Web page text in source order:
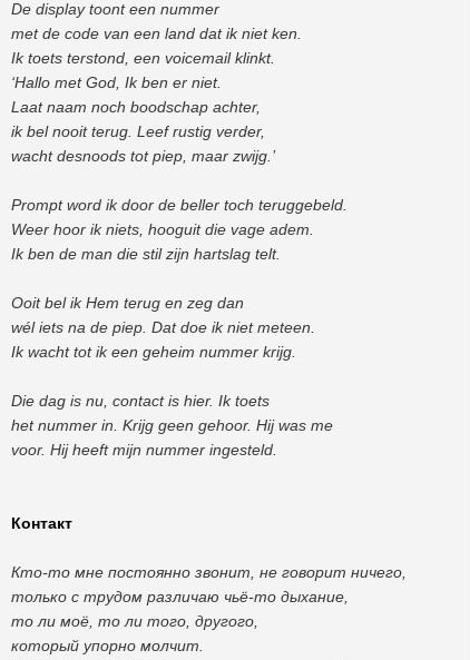
De display toont een nummer
met de code van een land dat ik niet ken.
Ik toets terstond, een voicemail klinkt.
‘Hallo met God, Ik ben er niet.
Laat naam noch boodschap achter,
ik bel nooit terug. Leef rustig verder,
wacht desnoods tot piep, maar zwijg.’
Prompt word ik door de beller toch teruggebeld.
Weer hoor ik niets, hooguit die vage adem.
Ik ben de man die stil zijn hartslag telt.
Ooit bel ik Hem terug en zeg dan
wél iets na de piep. Dat doe ik niet meteen.
Ik wacht tot ik een geheim nummer krijg.
Die dag is nu, contact is hier. Ik toets
het nummer in. Krijg geen gehoor. Hij was me
voor. Hij heeft mijn nummer ingesteld.
Контакт
Кто-то мне постоянно звонит, не говорит ничего,
только с трудом различаю чьё-то дыхание,
то ли моё, то ли того, другого,
который упорно молчит.